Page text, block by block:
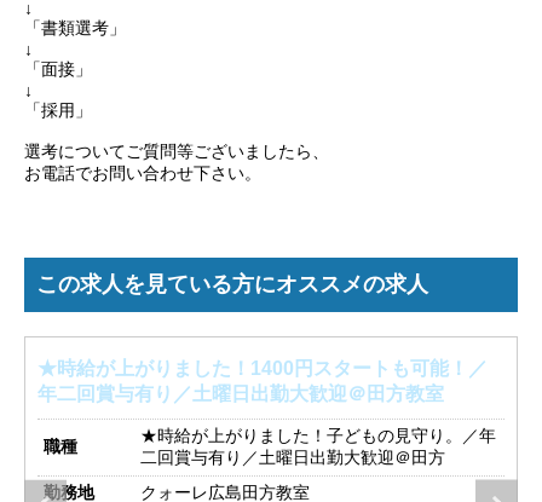
↓
「書類選考」
↓
「面接」
↓
「採用」
選考についてご質問等ございましたら、
お電話でお問い合わせ下さい。
この求人を見ている方にオススメの求人
！／
。／年
★子どもの見守り。遊んで笑顔になれる！／年二
与有り／土曜日出勤大歓迎＠五日市教室
★時給のベースが上がりました!子どもの見
り.／年二回賞与有り／土曜日出勤大歓迎＠
日市